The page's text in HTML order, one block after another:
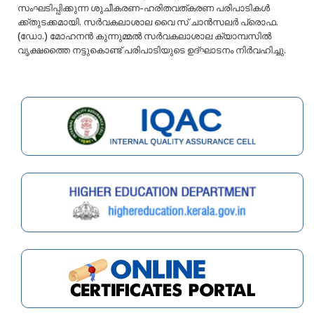
സംഘടിപ്പിക്കുന്ന ശുചീകരണ-ഹരിതവത്കരണ പരിപാടികൾ
ക്ക്തുടക്കമായി. സർവകലാശാല വൈ സ് ചാൻസലർ പ്രൊഫ.
(ഡോ.) മോഹനൻ കുന്നുമ്മൽ സർവകലാശാല ക്യാമ്പസിൽ
വൃക്ഷത്തൈ നട്ടുകൊണ്ട് പരിപാടിയുടെ ഉദ്ഘാടനം നിർവഹിച്ചു.